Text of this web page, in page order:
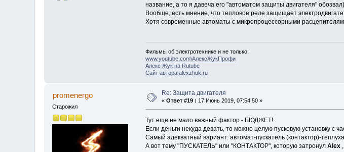
название, а то я давеча его "автоматом защиты двигателя"
Вообще, есть мнение, что тепловое реле защищает
Хотя современные автоматы с микропроцессорными
Фильмы об электротехнике и не только:
www.youtube.com\АлексЖукПрофи
Алекс Жук на Rutube
Сайт автора alexzhuk.ru
promenergo
Старожил
Re: Защита двигателя
«Ответ #19 : 17 Июнь 2019, 07:54:50 »
Тут еще не мало важный фактор - БЮДЖЕТ!
Если деньги некуда девать, то можно целую пусковую установку с
Самый адекватный вариант: автомат-пускатель (контактор)-
А вот тему "ПУСКАТЕЛЬ" или "КОНТАКТОР", которую затронул Alex